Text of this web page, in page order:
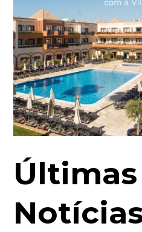
Últimas